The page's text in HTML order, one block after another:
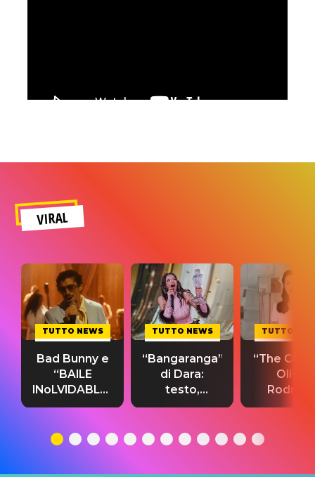
VIRAL
TUTTO NEWS
Bad Bunny e
“BAILE
INoLVIDABLE”:
testo,
significato
TUTTO NEWS
“Bangaranga”
di Dara:
testo,
traduzione e
del singolo
TUTTO
“The
Olivia
testo,